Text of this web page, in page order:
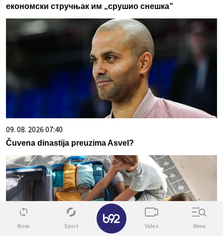
економски стручњак им „срушио снешка”
09. 08. 2026 07:40
Čuvena dinastija preuzima Asvel?
Novo Sport Video Menu
✕